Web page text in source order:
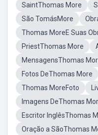
SaintThomas More
São TomásMore
Thomas MoreE Suas
PriestThomas More
MensagensThomas
Fotos DeThomas More
Thomas MoreFoto
Imagens DeThomas
Escritor InglêsThomas
Oração a SãoThomas